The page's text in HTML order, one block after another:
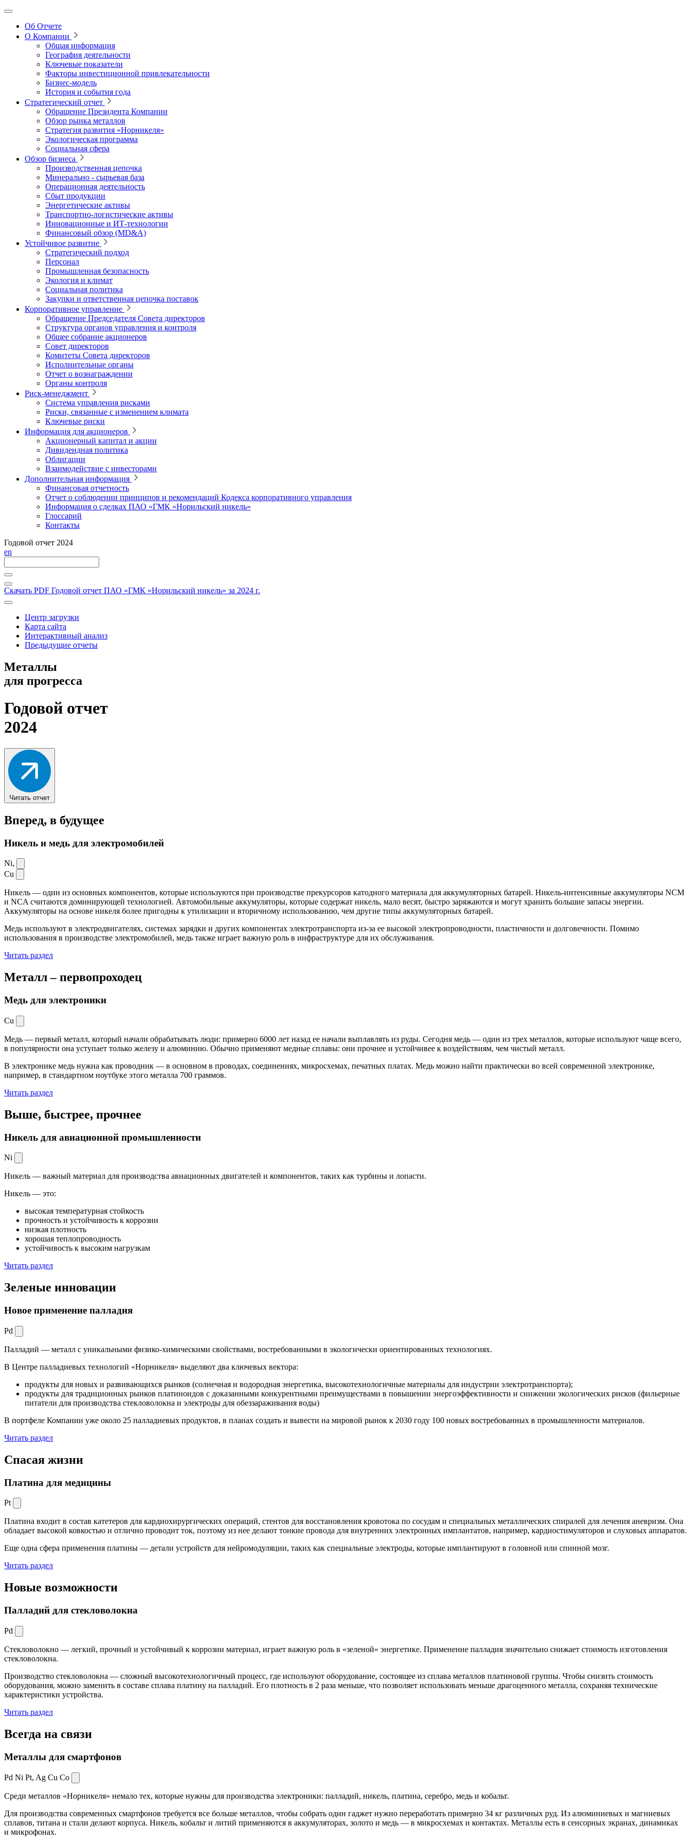
Об Отчете
О Компании
Общая информация
География деятельности
Ключевые показатели
Факторы инвестиционной привлекательности
Бизнес-модель
История и события года
Стратегический отчет
Обращение Президента Компании
Обзор рынка металлов
Стратегия развития «Норникеля»
Экологическая программа
Социальная сфера
Обзор бизнеса
Производственная цепочка
Минерально ‑ сырьевая база
Операционная деятельность
Сбыт продукции
Энергетические активы
Транспортно-логистические активы
Инновационные и ИТ‑технологии
Финансовый обзор (MD&A)
Устойчивое развитие
Стратегический подход
Персонал
Промышленная безопасность
Экология и климат
Социальная политика
Закупки и ответственная цепочка поставок
Корпоративное управление
Обращение Председателя Совета директоров
Структура органов управления и контроля
Общее собрание акционеров
Совет директоров
Комитеты Совета директоров
Исполнительные органы
Отчет о вознаграждении
Органы контроля
Риск-менеджмент
Система управления рисками
Риски, связанные с изменением климата
Ключевые риски
Информация для акционеров
Акционерный капитал и акции
Дивидендная политика
Облигации
Взаимодействие с инвесторами
Дополнительная информация
Финансовая отчетность
Отчет о соблюдении принципов и рекомендаций Кодекса корпоративного управления
Информация о сделках ПАО «ГМК «Норильский никель»
Глоссарий
Контакты
Годовой отчет 2024
en
Скачать PDF Годовой отчет ПАО «ГМК «Норильский никель» за 2024 г.
Центр загрузки
Карта сайта
Интерактивный анализ
Предыдущие отчеты
Металлы
для прогресса
Годовой отчет
2024
Читать отчет
Вперед, в будущее
Никель и медь для электромобилей
Ni,
Cu
Никель — один из основных компонентов, которые используются при производстве прекурсоров катодного материала для аккумуляторных батарей. Никель-интенсивные аккумуляторы NCM
и NCA считаются доминирующей технологией. Автомобильные аккумуляторы, которые содержат никель, мало весят, быстро заряжаются и могут хранить большие запасы энергии.
Аккумуляторы на основе никеля более пригодны к утилизации и вторичному использованию, чем другие типы аккумуляторных батарей.
Медь используют в электродвигателях, системах зарядки и других компонентах электротранспорта из-за ее высокой электропроводности, пластичности и долговечности. Помимо
использования в производстве электромобилей, медь также играет важную роль в инфраструктуре для их обслуживания.
Читать раздел
Металл –первопроходец
Медь для электроники
Cu
Медь — первый металл, который начали обрабатывать люди: примерно 6000 лет назад ее начали выплавлять из руды. Сегодня медь — один из трех металлов, которые используют чаще всего,
в популярности она уступает только железу и алюминию. Обычно применяют медные сплавы: они прочнее и устойчивее к воздействиям, чем чистый металл.
В электронике медь нужна как проводник — в основном в проводах, соединениях, микросхемах, печатных платах. Медь можно найти практически во всей современной электронике,
например, в стандартном ноутбуке этого металла 700 граммов.
Читать раздел
Выше, быстрее, прочнее
Никель для авиационной промышленности
Ni
Никель — важный материал для производства авиационных двигателей и компонентов, таких как турбины и лопасти.
Никель — это:
высокая температурная стойкость
прочность и устойчивость к коррозии
низкая плотность
хорошая теплопроводность
устойчивость к высоким нагрузкам
Читать раздел
Зеленые инновации
Новое применение палладия
Pd
Палладий — металл с уникальными физико-химическими свойствами, востребованными в экологически ориентированных технологиях.
В Центре палладиевых технологий «Норникеля» выделяют два ключевых вектора:
продукты для новых и развивающихся рынков (солнечная и водородная энергетика, высокотехнологичные материалы для индустрии электротранспорта);
продукты для традиционных рынков платиноидов с доказанными конкурентными преимуществами в повышении энергоэффективности и снижении экологических рисков (фильерные
питатели для производства стекловолокна и электроды для обеззараживания воды)
В портфеле Компании уже около 25 палладиевых продуктов, в планах создать и вывести на мировой рынок к 2030 году 100 новых востребованных в промышленности материалов.
Читать раздел
Спасая жизни
Платина для медицины
Pt
Платина входит в состав катетеров для кардиохирургических операций, стентов для восстановления кровотока по сосудам и специальных металлических спиралей для лечения аневризм. Она
обладает высокой ковкостью и отлично проводит ток, поэтому из нее делают тонкие провода для внутренних электронных имплантатов, например, кардиостимуляторов и слуховых аппаратов.
Еще одна сфера применения платины — детали устройств для нейромодуляции, таких как специальные электроды, которые имплантируют в головной или спинной мозг.
Читать раздел
Новые возможности
Палладий для стекловолокна
Pd
Стекловолокно — легкий, прочный и устойчивый к коррозии материал, играет важную роль в «зеленой» энергетике. Применение палладия значительно снижает стоимость изготовления
стекловолокна.
Производство стекловолокна — сложный высокотехнологичный процесс, где используют оборудование, состоящее из сплава металлов платиновой группы. Чтобы снизить стоимость
оборудования, можно заменить в составе сплава платину на палладий. Его плотность в 2 раза меньше, что позволяет использовать меньше драгоценного металла, сохраняя технические
характеристики устройства.
Читать раздел
Всегда на связи
Металлы для смартфонов
Pd Ni Pt, Ag Cu Co
Среди металлов «Норникеля» немало тех, которые нужны для производства электроники: палладий, никель, платина, серебро, медь и кобальт.
Для производства современных смартфонов требуется все больше металлов, чтобы собрать один гаджет нужно переработать примерно 34 кг различных руд. Из алюминиевых и магниевых
сплавов, титана и стали делают корпуса. Никель, кобальт и литий применяются в аккумуляторах, золото и медь — в микросхемах и контактах. Металлы есть в сенсорных экранах, динамиках
и микрофонах.